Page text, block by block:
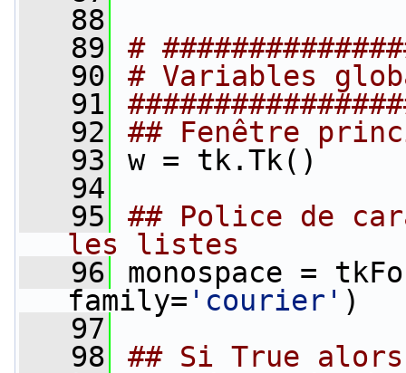
   88
   89
#
   90
# Variables
   91
   92
## Fenêtre
   93
w = tk.Tk()
   94
   95
## Police de
les listes
   96
monospace =
family= 'courier' )
   97
   98
## Si True